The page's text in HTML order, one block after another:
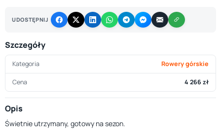
UDOSTĘPNIJ
Szczegóły
Kategoria Rowery górskie
Cena 4 266 zł
Opis
Świetnie utrzymany, gotowy na sezon.